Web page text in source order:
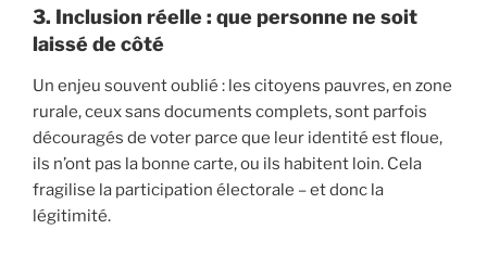
3. Inclusion réelle : que personne ne soit
laissé de côté
Un enjeu souvent oublié : les citoyens pauvres, en zone
rurale, ceux sans documents complets, sont parfois
découragés de voter parce que leur identité est floue,
ils n’ont pas la bonne carte, ou ils habitent loin. Cela
fragilise la participation électorale – et donc la
légitimité.